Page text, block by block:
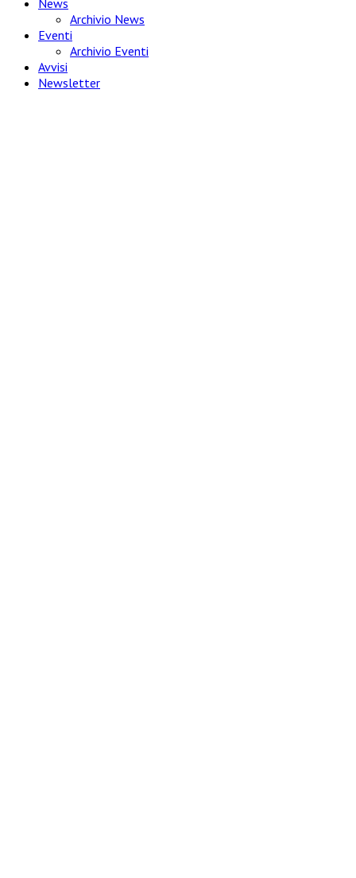
Archivio News
Eventi
Archivio Eventi
Avvisi
Newsletter